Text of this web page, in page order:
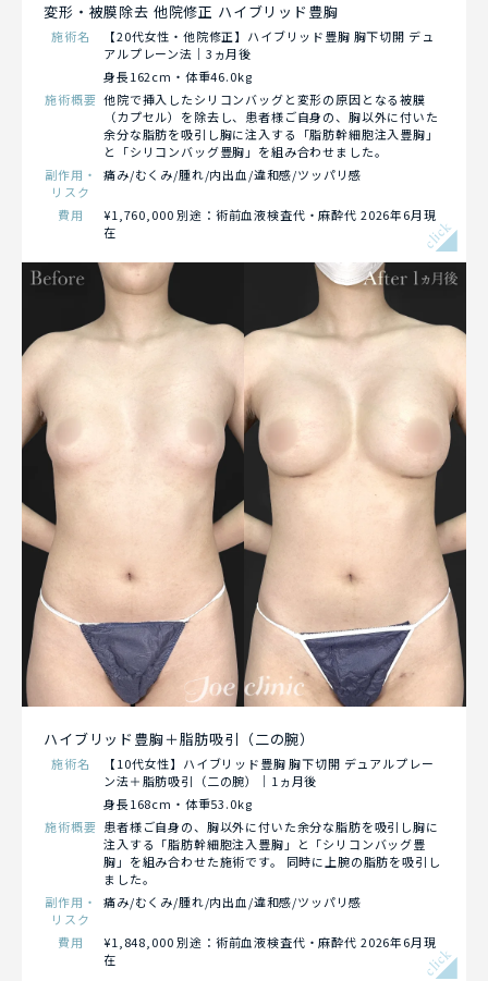
変形・被膜除去 他院修正 ハイブリッド豊胸
施術名
【20代女性・他院修正】ハイブリッド豊胸 胸下切開 デュ
アルプレーン法｜3ヵ月後
身長162cm・体重46.0kg
施術概要 他院で挿入したシリコンバッグと変形の原因となる被膜
（カプセル）を除去し、患者様ご自身の、胸以外に付いた
余分な脂肪を吸引し胸に注入する「脂肪幹細胞注入豊胸」
と「シリコンバッグ豊胸」を組み合わせました。
副作用・
リスク
痛み/むくみ/腫れ/内出血/違和感/ツッパリ感
費用
¥1,760,000 別途：術前血液検査代・麻酔代 2026年6月現
在
click
ハイブリッド豊胸＋脂肪吸引（二の腕）
施術名
【10代女性】ハイブリッド豊胸 胸下切開 デュアルプレー
ン法＋脂肪吸引（二の腕）｜1ヵ月後
身長168cm・体重53.0kg
施術概要 患者様ご自身の、胸以外に付いた余分な脂肪を吸引し胸に
注入する「脂肪幹細胞注入豊胸」と「シリコンバッグ豊
胸」を組み合わせた施術です。 同時に上腕の脂肪を吸引し
ました。
副作用・
リスク
痛み/むくみ/腫れ/内出血/違和感/ツッパリ感
費用
¥1,848,000 別途：術前血液検査代・麻酔代 2026年6月現
在
click